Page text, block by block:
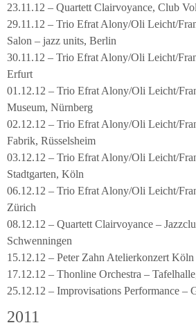
23.11.12 – Quartett Clairvoyance, Club
29.11.12 – Trio Efrat Alony/Oli Leicht/
Salon – jazz units, Berlin
30.11.12 – Trio Efrat Alony/Oli Leicht/
Erfurt
01.12.12 – Trio Efrat Alony/Oli Leicht/
Museum, Nürnberg
02.12.12 – Trio Efrat Alony/Oli Leicht/
Fabrik, Rüsselsheim
03.12.12 – Trio Efrat Alony/Oli Leicht/
Stadtgarten, Köln
06.12.12 – Trio Efrat Alony/Oli Leicht/
Zürich
08.12.12 – Quartett Clairvoyance –
Schwenningen
15.12.12 – Peter Zahn Atelierkonzert Köln
17.12.12 – Thonline Orchestra –
25.12.12 – Improvisations Performance –
2011